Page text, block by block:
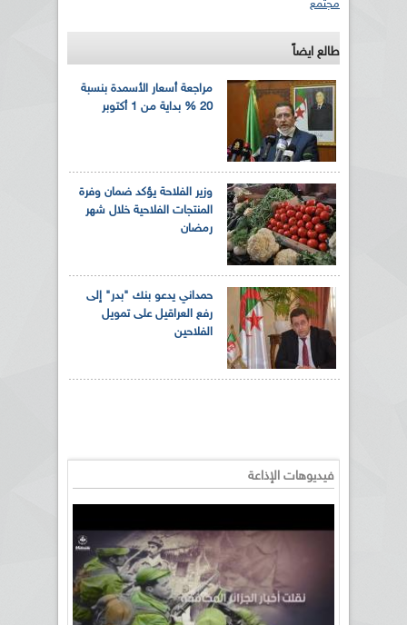
مجتمع
طالع ايضاً
مراجعة أسعار الأسمدة بنسبة
20 % بداية من 1 أكتوبر
وزير الفلاحة يؤكد ضمان وفرة
المنتجات الفلاحية خلال شهر
رمضان
حمداني يدعو بنك "بدر" إلى
رفع العراقيل على تمويل
الفلاحين
فيديوهات الإذاعة